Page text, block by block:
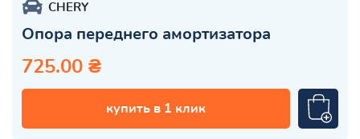
CHERY
Опора переднего амортизатора
725.00 ₴
купить в 1 клик